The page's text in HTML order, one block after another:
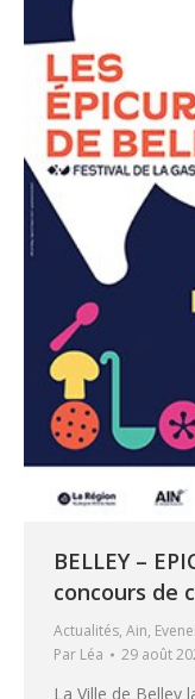
BELLEY –
concours de
Actualités, Ain,
Par Léa 29 août
La Ville de Belley